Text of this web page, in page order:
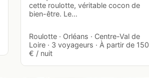
cette roulotte, véritable cocon de
bien-être. Le…
Roulotte · Orléans · Centre-Val de
Loire · 3 voyageurs · À partir de 150
€ / nuit